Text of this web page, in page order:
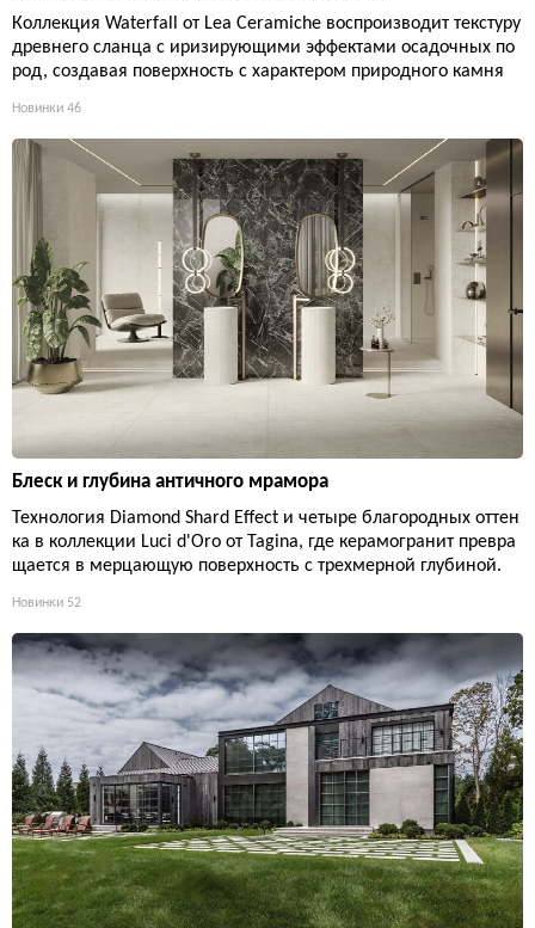
Коллекция Waterfall от Lea Ceramiche воспроизводит текстуру
древнего сланца с иризирующими эффектами осадочных по
род, создавая поверхность с характером природного камня
Новинки 46
Блеск и глубина античного мрамора
Технология Diamond Shard Effect и четыре благородных оттен
ка в коллекции Luci d'Oro от Tagina, где керамогранит превра
щается в мерцающую поверхность с трехмерной глубиной.
Новинки 52